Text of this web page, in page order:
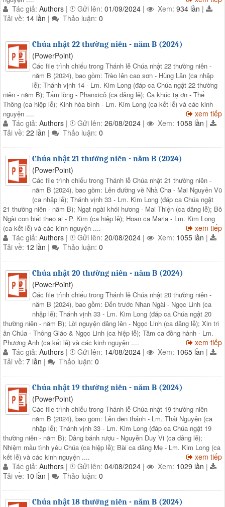
Tác giả: Authors | Gửi lên: 01/09/2024 | Xem: 934 lần |
Tải về: 14 lần | Thảo luận: 0
Chúa nhật 22 thường niên - năm B (2024)
(PowerPoint)
Các file trình chiếu trong Thánh lễ Chúa nhật 22 thường niên -
năm B (2024), bao gồm: Trèo lên cao sơn - Hùng Lân (ca nhập
lễ); Thánh vịnh 14 - Lm. Kim Long (đáp ca Chúa ngật 22 thường
niên - năm B); Tấm lòng - Phanxicô (ca dâng lễ); Ca khúc tạ ơn - Thế
Thông (ca hiệp lễ); Kinh hòa bình - Lm. Kim Long (ca kết lễ) và các kinh
nguyện ....
xem tiếp
Tác giả: Authors | Gửi lên: 26/08/2024 | Xem: 1058 lần |
Tải về: 22 lần | Thảo luận: 0
Chúa nhật 21 thường niên - năm B (2024)
(PowerPoint)
Các file trình chiếu trong Thánh lễ Chúa nhật 21 thường niên -
năm B (2024), bao gồm: Lên đường về Nhà Cha - Mai Nguyên Vũ
(ca nhập lễ); Thánh vịnh 33 - Lm. Kim Long (đáp ca Chúa ngật
21 thường niên - năm B); Ngạt ngài khói hương - Mai Thiện (ca dâng lễ); Bỏ
Ngài con biết theo ai - P. Kim (ca hiệp lễ); Hoan ca Maria - Lm. Kim Long
(ca kết lễ) và các kinh nguyện ....
xem tiếp
Tác giả: Authors | Gửi lên: 20/08/2024 | Xem: 1055 lần |
Tải về: 12 lần | Thảo luận: 0
Chúa nhật 20 thường niên - năm B (2024)
(PowerPoint)
Các file trình chiếu trong Thánh lễ Chúa nhật 20 thường niên -
năm B (2024), bao gồm: Đến trước Nhan Ngài - Ngọc Linh (ca
nhập lễ); Thánh vịnh 33 - Lm. Kim Long (đáp ca Chúa ngật 20
thường niên - năm B); Lời nguyện dâng lên - Ngọc Linh (ca dâng lễ); Xin tri
ân Chúa - Thông Giáo & Ngọc Linh (ca hiệp lễ); Tâm ca đồng hành - Lm.
Phương Anh (ca kết lễ) và các kinh nguyện ....
xem tiếp
Tác giả: Authors | Gửi lên: 14/08/2024 | Xem: 1065 lần |
Tải về: 7 lần | Thảo luận: 0
Chúa nhật 19 thường niên - năm B (2024)
(PowerPoint)
Các file trình chiếu trong Thánh lễ Chúa nhật 19 thường niên -
năm B (2024), bao gồm: Lên đền thánh - Lm. Thái Nguyên (ca
nhập lễ); Thánh vịnh 33 - Lm. Kim Long (đáp ca Chúa ngật 19
thường niên - năm B); Dâng bánh rượu - Nguyễn Duy Vi (ca dâng lễ);
Nhiệm mầu tình yêu Chúa (ca hiệp lễ); Bài ca dâng Mẹ - Lm. Kim Long (ca
kết lễ) và các kinh nguyện ....
xem tiếp
Tác giả: Authors | Gửi lên: 04/08/2024 | Xem: 1029 lần |
Tải về: 10 lần | Thảo luận: 0
Chúa nhật 18 thường niên - năm B (2024)